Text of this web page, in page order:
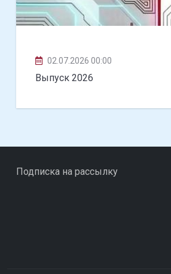
02.07.2026 00:00
Выпуск 2026
Подписка на рассылку